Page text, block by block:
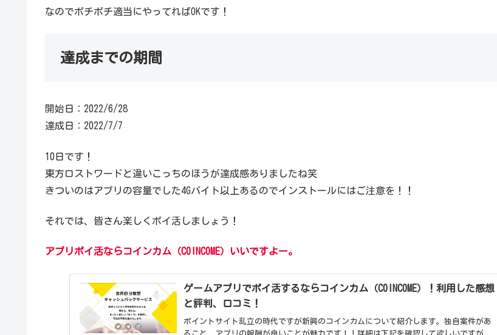
なのでポチポチ適当にやってればOKです！
達成までの期間
開始日：2022/6/28
達成日：2022/7/7
10日です！
東方ロストワードと違いこっちのほうが達成感ありましたね笑
きついのはアプリの容量でした4Gバイト以上あるのでインストールにはご注意を！！
それでは、皆さん楽しくポイ活しましょう！
アプリポイ活ならコインカム（COINCOME）いいですよー。
ゲームアプリでポイ活するならコインカム（COINCOME）！利用した感想
と評判、口コミ！
ポイントサイト乱立の時代ですが新興のコインカムについて紹介します。独自案件があ
ること、アプリの報酬が良いことが魅力です！！詳細は下記を確認して欲しいですが、